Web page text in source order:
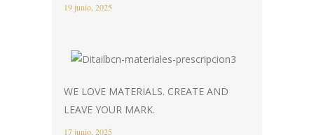
19 junio, 2025
WE LOVE MATERIALS. CREATE AND
LEAVE YOUR MARK.
17 junio, 2025